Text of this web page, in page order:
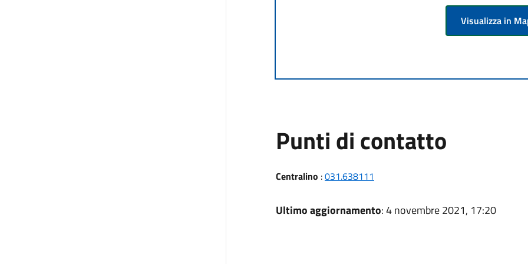
Visualizza in
Punti di contatto
Centralino :031.638111
Ultimo aggiornamento: 4 novembre 2021, 17:20